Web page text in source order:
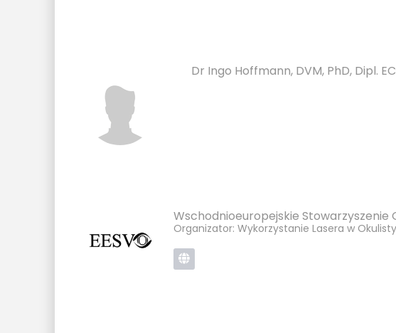
Dr Ingo Hoffmann, DVM, PhD, Dipl.
Wschodnioeuropejskie Stowarzyszenie
Organizator: Wykorzystanie Lasera w